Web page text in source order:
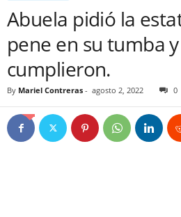
Abuela pidió la
pene en su tumba
cumplieron.
By Mariel Contreras - agosto 2, 2022 0